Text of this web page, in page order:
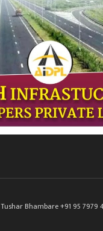
Tushar Bhambare +91 95 7979